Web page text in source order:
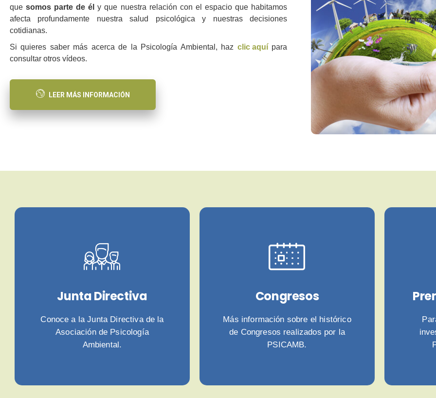
quesomos parte de él y que nuestra relación con el espacio que habitamos
afecta profundamente nuestra salud psicológica y nuestras decisiones
cotidianas.
Si quieres saber más acerca de la Psicología Ambiental, haz clic aquípara
consultar otros vídeos.
LEER MÁS INFORMACIÓN
Junta Directiva
Conoce a la Junta Directiva de la
Asociación de Psicología
Ambiental.
Congresos
Más información sobre el histórico
de Congresos realizados por la
PSICAMB.